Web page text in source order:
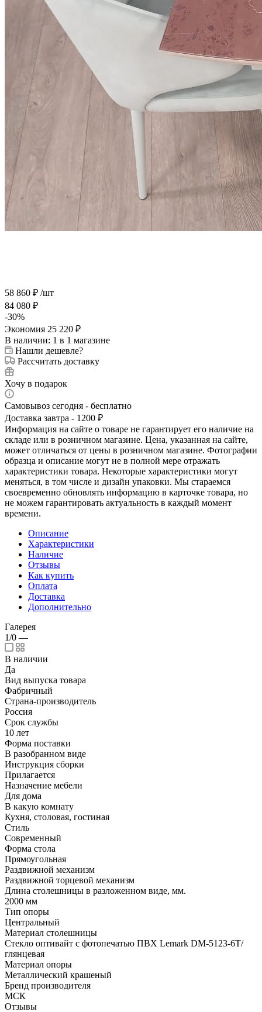
58 860 ₽ /шт
84 080 ₽
-30%
Экономия 25 220 ₽
В наличии: 1 в 1 магазине
Нашли дешевле?
Рассчитать доставку
Хочу в подарок
Самовывоз сегодня - бесплатно
Доставка завтра - 1200 ₽
Информация на сайте о товаре не гарантирует его наличие на
складе или в розничном магазине. Цена, указанная на сайте,
может отличаться от цены в розничном магазине. Фотографии
образца и описание могут не в полной мере отражать
характеристики товара. Некоторые характеристики могут
меняться, в том числе и дизайн упаковки. Мы стараемся
своевременно обновлять информацию в карточке товара, но
не можем гарантировать актуальность в каждый момент
времени.
Описание
Характеристики
Наличие
Отзывы
Как купить
Оплата
Доставка
Дополнительно
Галерея
1/0 —
В наличии
Да
Вид выпуска товара
Фабричный
Страна-производитель
Россия
Срок службы
10 лет
Форма поставки
В разобранном виде
Инструкция сборки
Прилагается
Назначение мебели
Для дома
В какую комнату
Кухня, столовая, гостиная
Стиль
Современный
Форма стола
Прямоугольная
Раздвижной механизм
Раздвижной торцевой механизм
Длина столешницы в разложенном виде, мм.
2000 мм
Тип опоры
Центральный
Материал столешницы
Стекло оптивайт с фотопечатью ПВХ Lemark DM-5123-6T/
глянцевая
Материал опоры
Металлический крашеный
Бренд производителя
МСК
Отзывы